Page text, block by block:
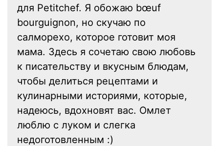
для Petitchef. Я обожаю bœuf
bourguignon, но скучаю по
салморехо, которое готовит моя
мама. Здесь я сочетаю свою любовь
к писательству и вкусным блюдам,
чтобы делиться рецептами и
кулинарными историями, которые,
надеюсь, вдохновят вас. Омлет
люблю с луком и слегка
недоготовленным :)